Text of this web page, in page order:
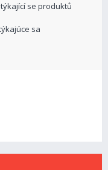
se produktů
sa